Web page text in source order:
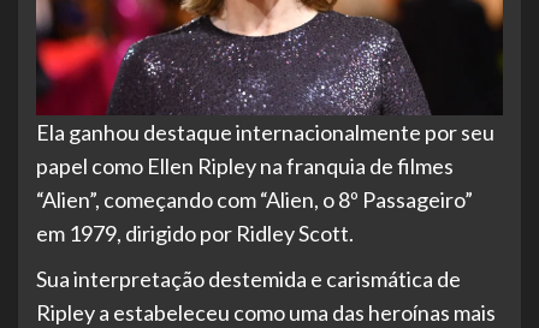
Ela ganhou destaque internacionalmente por seu
papel como Ellen Ripley na franquia de filmes
“Alien”, começando com “Alien, o 8º Passageiro”
em 1979, dirigido por Ridley Scott.
Sua interpretação destemida e carismática de
Ripley a estabeleceu como uma das heroínas mais